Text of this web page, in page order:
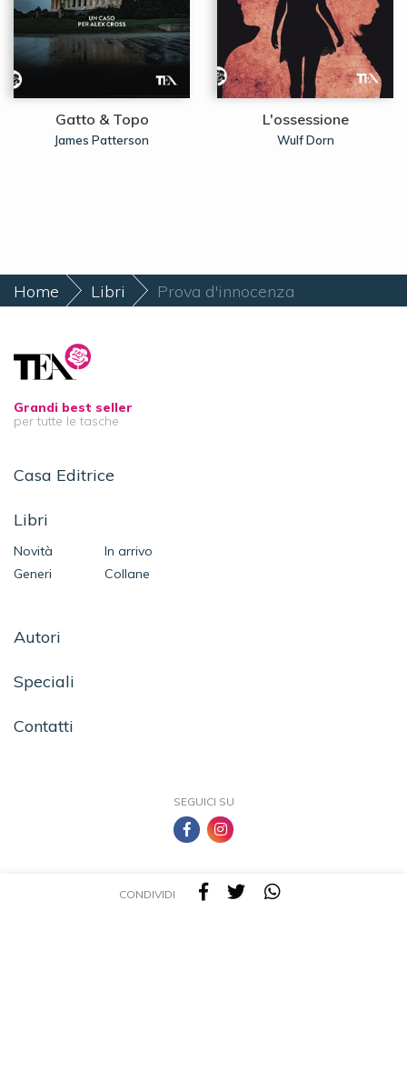
Gatto & Topo
James Patterson
L'ossessione
Wulf Dorn
CONDIVIDI
Home Libri Prova d'innocenza
Grandi best seller
per tutte le tasche
Casa Editrice
Libri
Novità
In arrivo
Generi
Collane
Autori
Speciali
Contatti
SEGUICI SU